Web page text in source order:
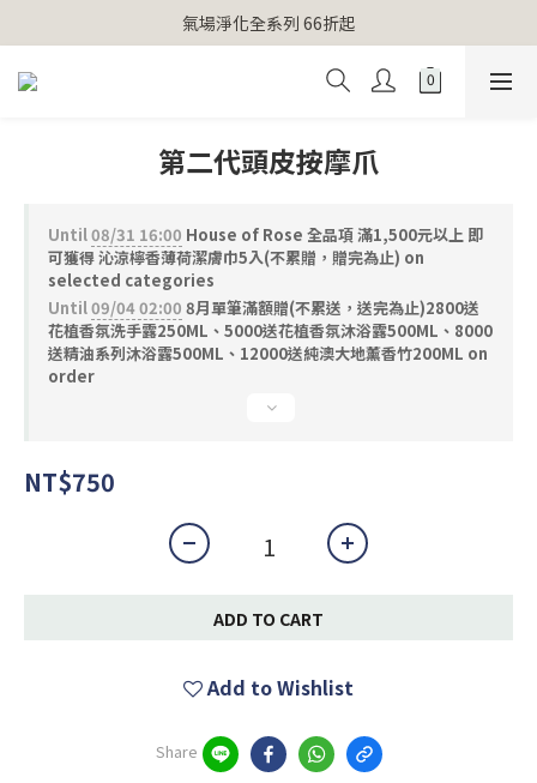
【官網獨家】首次消費 不限金額 即送 香遇熊超人行李吊牌
氣場淨化全系列 66折起
【官網獨家】首次消費 不限金額 即送 香遇熊超人行李吊牌
第二代頭皮按摩爪
Until08/31 16:00 House of Rose 全品項 滿1,500元以上 即
可獲得 沁涼檸香薄荷潔膚巾5入(不累贈，贈完為止) on
selected categories
Until09/04 02:00 8月單筆滿額贈(不累送，送完為止)2800送
花植香氛洗手露250ML、5000送花植香氛沐浴露500ML、8000
送精油系列沐浴露500ML、12000送純澳大地薰香竹200ML on
order
NT$750
ADD TO CART
Add to Wishlist
Share